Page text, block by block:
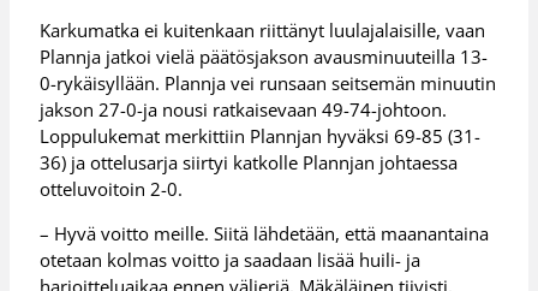
Karkumatka ei kuitenkaan riittänyt luulajalaisille, vaan
Plannja jatkoi vielä päätösjakson avausminuuteilla 13-
0-rykäisyllään. Plannja vei runsaan seitsemän minuutin
jakson 27-0-ja nousi ratkaisevaan 49-74-johtoon.
Loppulukemat merkittiin Plannjan hyväksi 69-85 (31-
36) ja ottelusarja siirtyi katkolle Plannjan johtaessa
otteluvoitoin 2-0.
– Hyvä voitto meille. Siitä lähdetään, että maanantaina
otetaan kolmas voitto ja saadaan lisää huili- ja
harjoitteluaikaa ennen välieriä, Mäkäläinen tiivisti.